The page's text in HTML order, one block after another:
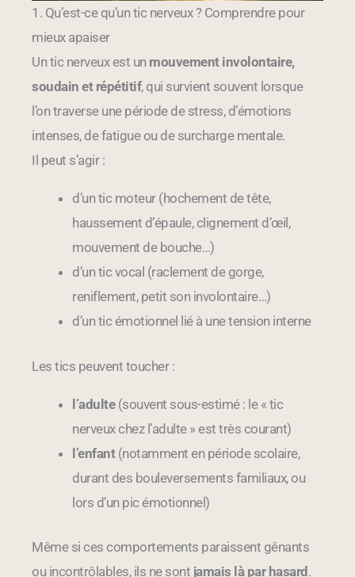
1. Qu’est-ce qu’un tic nerveux ? Comprendre pour
mieux apaiser
Un tic nerveux est un mouvement involontaire,
soudain et répétitif, qui survient souvent lorsque
l’on traverse une période de stress, d’émotions
intenses, de fatigue ou de surcharge mentale.
Il peut s’agir :
d’un tic moteur (hochement de tête,
haussement d’épaule, clignement d’œil,
mouvement de bouche…)
d’un tic vocal (raclement de gorge,
reniflement, petit son involontaire…)
d’un tic émotionnel lié à une tension interne
Les tics peuvent toucher :
l’adulte(souvent sous-estimé : le « tic
nerveux chez l’adulte » est très courant)
l’enfant(notamment en période scolaire,
durant des bouleversements familiaux, ou
lors d’un pic émotionnel)
Même si ces comportements paraissent gênants
ou incontrôlables, ils ne sont jamais là par hasard .